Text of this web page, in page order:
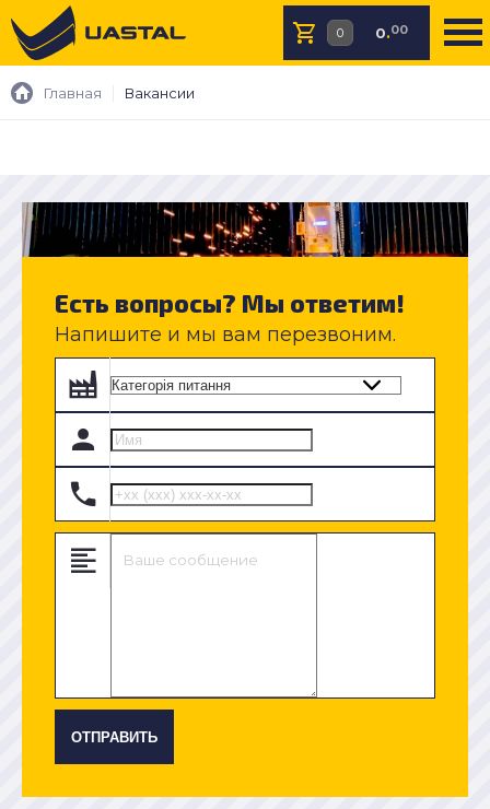
0.00
Главная Вакансии
Есть вопросы? Мы ответим!
Напишите и мы вам перезвоним.
ОТПРАВИТЬ